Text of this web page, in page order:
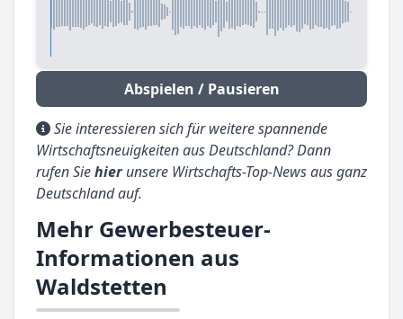
Abspielen / Pausieren
Sie interessieren sich für weitere spannende
Wirtschaftsneuigkeiten aus Deutschland? Dann
rufen Siehierunsere Wirtschafts-Top-News aus ganz
Deutschland auf.
Mehr Gewerbesteuer-
Informationen aus
Waldstetten